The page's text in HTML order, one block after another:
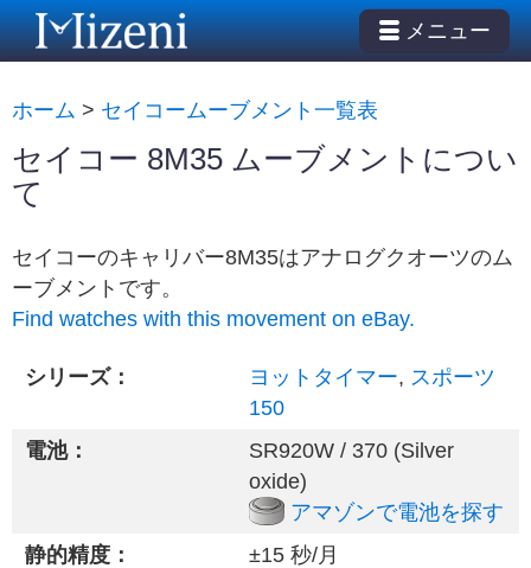
メニュー
ホーム > セイコームーブメント一覧表
セイコー 8M35 ムーブメントについ
て
セイコーのキャリバー8M35はアナログクオーツのム
ーブメントです。
Find watches with this movement on eBay.
シリーズ： ヨットタイマー, スポーツ
150
電池：
SR920W / 370 (Silver
oxide)
アマゾンで電池を探す
静的精度：
±15 秒/月